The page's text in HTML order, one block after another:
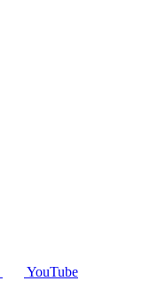
YouTube